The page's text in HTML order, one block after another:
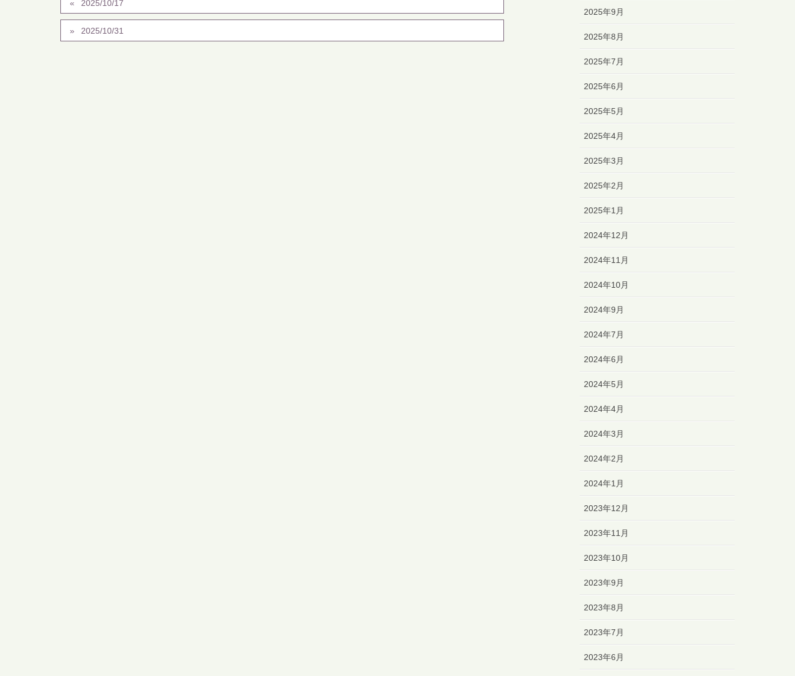
2025/10/17
2025/10/31
2025年9月
2025年8月
2025年7月
2025年6月
2025年5月
2025年4月
2025年3月
2025年2月
2025年1月
2024年12月
2024年11月
2024年10月
2024年9月
2024年7月
2024年6月
2024年5月
2024年4月
2024年3月
2024年2月
2024年1月
2023年12月
2023年11月
2023年10月
2023年9月
2023年8月
2023年7月
2023年6月